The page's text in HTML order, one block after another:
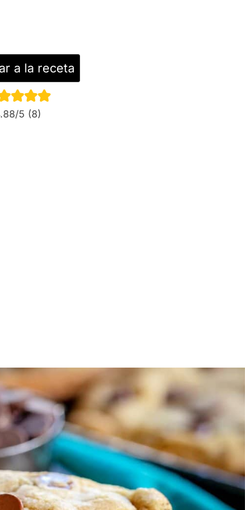
a la receta
/5 (8)